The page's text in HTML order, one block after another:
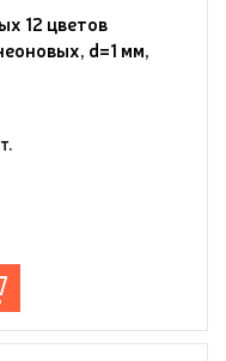
12 цветов
d=1 мм,
корпус с цветными
в